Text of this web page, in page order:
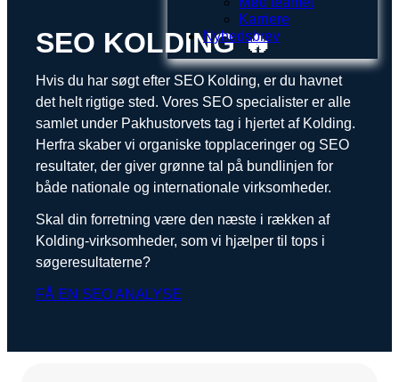
Karriere
Nyhedsbrev
SEO KOLDING 🔥
Hvis du har søgt efter SEO Kolding, er du havnet
det helt rigtige sted. Vores SEO specialister er alle
samlet under Pakhustorvets tag i hjertet af Kolding.
Herfra skaber vi organiske topplaceringer og SEO
resultater, der giver grønne tal på bundlinjen for
både nationale og internationale virksomheder.
Skal din forretning være den næste i rækken af
Kolding-virksomheder, som vi hjælper til tops i
søgeresultaterne?
FÅ EN SEO ANALYSE